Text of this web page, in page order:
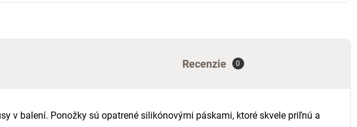
Recenzie 0
v balení. Ponožky sú opatrené silikónovými páskami, ktoré skvele priľnú a